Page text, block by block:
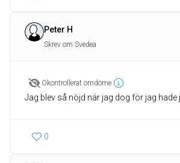
Peter H
Skrev om Svedea
Okontrollerat omdöme
Jag blev så nöjd när jag dog för jag hade
0